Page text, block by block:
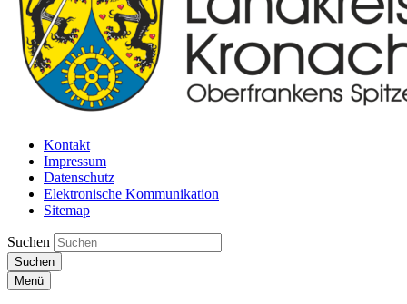
Kontakt
Impressum
Datenschutz
Elektronische Kommunikation
Sitemap
Suchen
Suchen
Menü